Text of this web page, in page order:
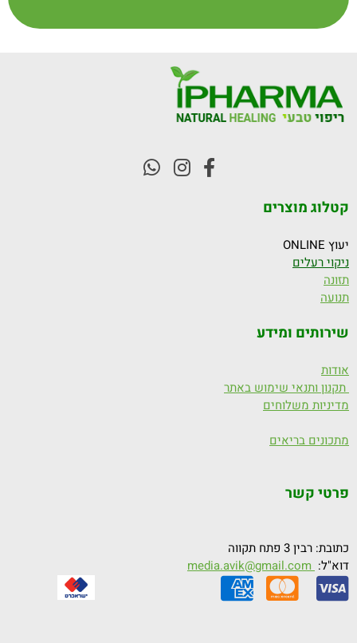
קטלוג מוצרים
יעוץ ONLINE
ניקוי רעלים
תזונה
תנועה
שירותים ומידע
אודות
תקנון ותנאי שימוש באתר
מדיניות משלוחים
מתכונים בריאים
פרטי קשר
כתובת: רבין 3 פתח תקווה
דוא"ל: